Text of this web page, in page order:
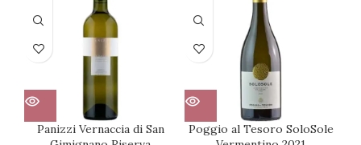
Panizzi Vernaccia di San
Poggio al Tesoro SoloSole